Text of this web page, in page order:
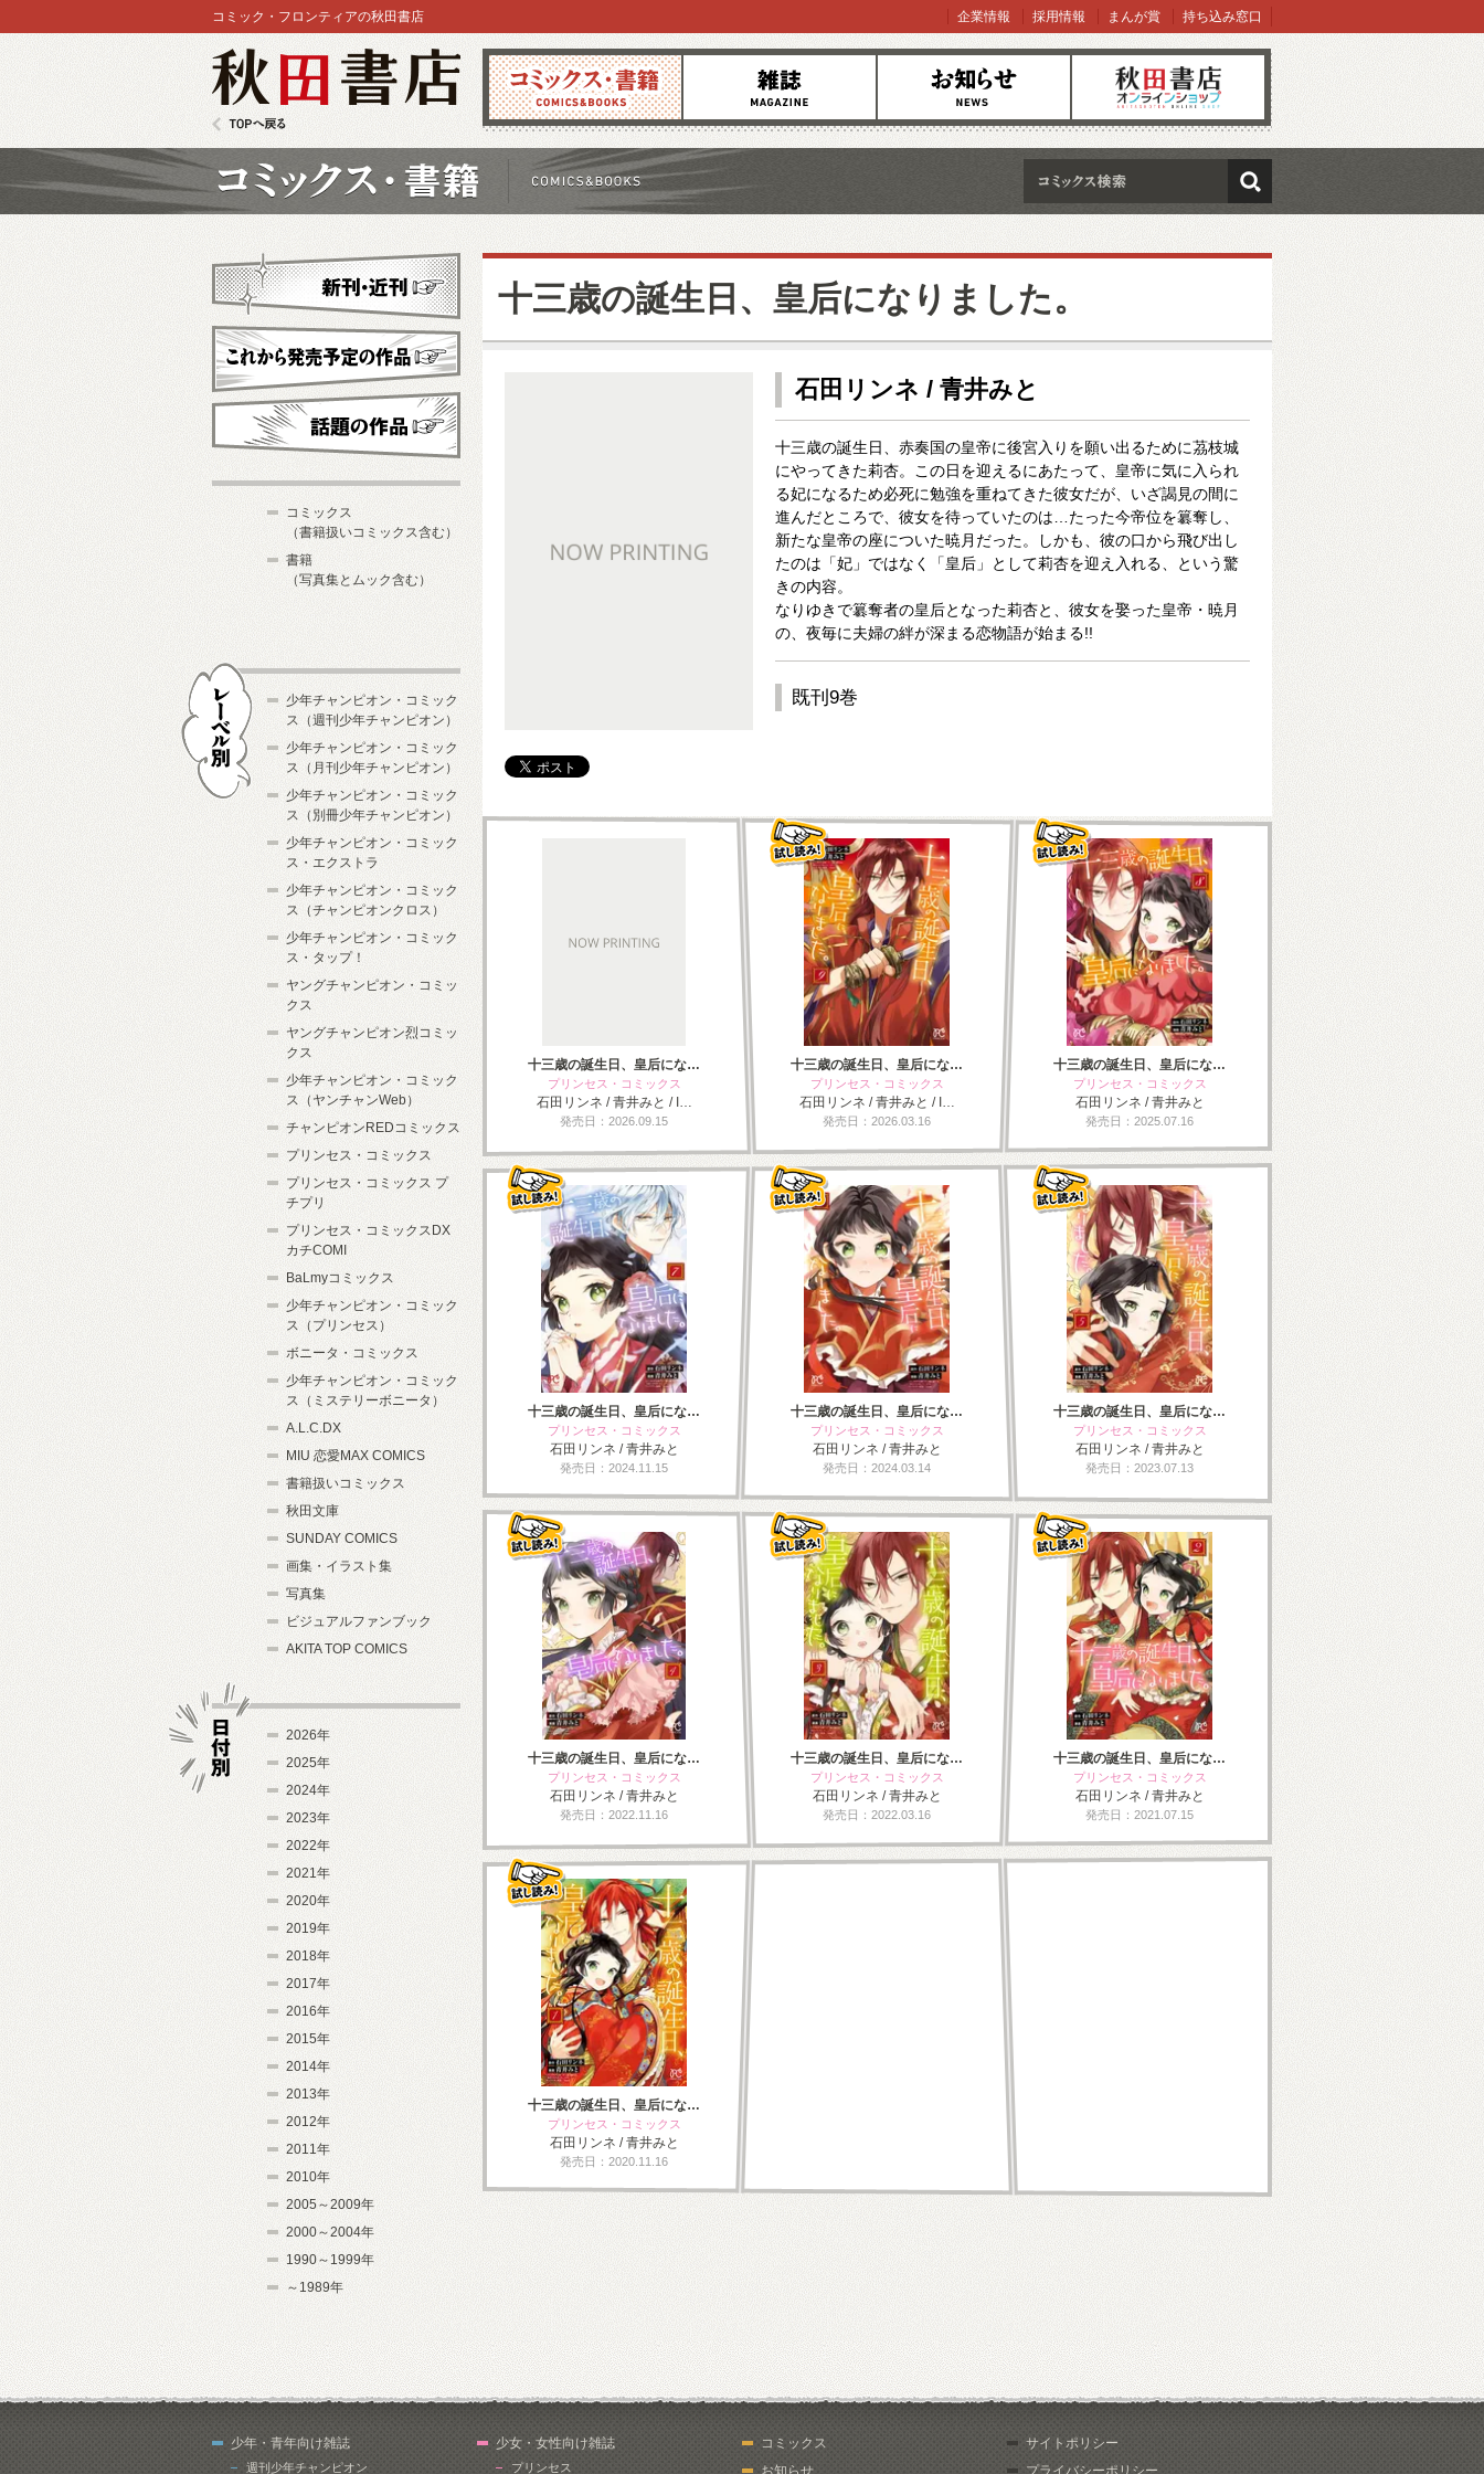
コミックス 雑誌 お知らせ オンラインショップ
コミック・フロンティアの秋田書店 企業情報 採用情報 まんが賞 持ち込み窓口
検索
十三歳の誕生日、皇后になりました。
石田リンネ / 青井みと
十三歳の誕生日、赤奏国の皇帝に後宮入りを願い出るために茘枝城
にやってきた莉杏。この日を迎えるにあたって、皇帝に気に入られ
る妃になるため必死に勉強を重ねてきた彼女だが、いざ謁見の間に
進んだところで、彼女を待っていたのは…たった今帝位を簒奪し、
新たな皇帝の座についた暁月だった。しかも、彼の口から飛び出し
たのは「妃」ではなく「皇后」として莉杏を迎え入れる、という驚
きの内容。
なりゆきで簒奪者の皇后となった莉杏と、彼女を娶った皇帝・暁月
の、夜毎に夫婦の絆が深まる恋物語が始まる!!
既刊9巻
十三歳の誕生日、皇后にな…
プリンセス・コミックス
石田リンネ / 青井みと / I…
発売日：2026.09.15
十三歳の誕生日、皇后にな…
プリンセス・コミックス
石田リンネ / 青井みと / I…
発売日：2026.03.16
十三歳の誕生日、皇后にな…
プリンセス・コミックス
石田リンネ / 青井みと
発売日：2025.07.16
十三歳の誕生日、皇后にな…
プリンセス・コミックス
石田リンネ / 青井みと
発売日：2024.11.15
十三歳の誕生日、皇后にな…
プリンセス・コミックス
石田リンネ / 青井みと
発売日：2024.03.14
十三歳の誕生日、皇后にな…
プリンセス・コミックス
石田リンネ / 青井みと
発売日：2023.07.13
十三歳の誕生日、皇后にな…
プリンセス・コミックス
石田リンネ / 青井みと
発売日：2022.11.16
十三歳の誕生日、皇后にな…
プリンセス・コミックス
石田リンネ / 青井みと
発売日：2022.03.16
十三歳の誕生日、皇后にな…
プリンセス・コミックス
石田リンネ / 青井みと
発売日：2021.07.15
十三歳の誕生日、皇后にな…
プリンセス・コミックス
石田リンネ / 青井みと
発売日：2020.11.16
新刊・近刊
これから発売予定
コミックス
（書籍扱いコミックス含む）
書籍
（写真集とムック含む）
少年チャンピオン・コミック
ス（週刊少年チャンピオン）
少年チャンピオン・コミック
ス（月刊少年チャンピオン）
少年チャンピオン・コミック
ス（別冊少年チャンピオン）
少年チャンピオン・コミック
ス・エクストラ
少年チャンピオン・コミック
ス（チャンピオンクロス）
少年チャンピオン・コミック
ス・タップ！
ヤングチャンピオン・コミッ
クス
ヤングチャンピオン烈コミッ
クス
少年チャンピオン・コミック
ス（ヤンチャンWeb）
チャンピオンREDコミックス
プリンセス・コミックス
プリンセス・コミックス プ
チプリ
プリンセス・コミックスDX
カチCOMI
BaLmyコミックス
少年チャンピオン・コミック
ス（プリンセス）
ボニータ・コミックス
少年チャンピオン・コミック
ス（ミステリーボニータ）
A.L.C.DX
MIU 恋愛MAX COMICS
書籍扱いコミックス
秋田文庫
SUNDAY COMICS
画集・イラスト集
写真集
ビジュアルファンブック
AKITA TOP COMICS
2026年
2025年
2024年
2023年
2022年
2021年
2020年
2019年
2018年
2017年
2016年
2015年
2014年
2013年
2012年
2011年
2010年
2005～2009年
2000～2004年
1990～1999年
～1989年
少年・青年向け雑誌
週刊少年チャンピオン
少女・女性向け雑誌
プリンセス
コミックス
お知らせ
サイトポリシー
プライバシーポリシー